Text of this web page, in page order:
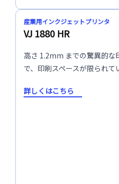
産業用インクジェットプリンタ
VJ 1880 HR
高さ 1.2mm までの驚異的な
で、印刷スペースが限られて
詳しくはこちら